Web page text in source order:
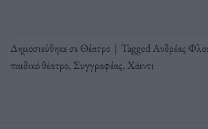
Δημοσιεύθηκε σεΘέατρο | TaggedΑνδρέας
παιδικό θέατρο, Συγγραφέας,Χάιντι